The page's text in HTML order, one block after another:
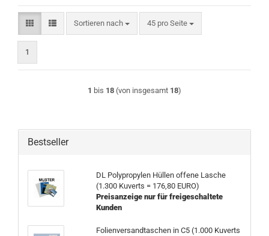
Sortieren nach
Sortieren nach 45 pro Seite
pro Seite
1
1 bis 18 (von insgesamt 18)
Bestseller
DL Polypropylen Hüllen offene Lasche
(1.300 Kuverts = 176,80 EURO)
Preisanzeige nur für freigeschaltete
Kunden
Folienversandtaschen in C5 (1.000 Kuverts